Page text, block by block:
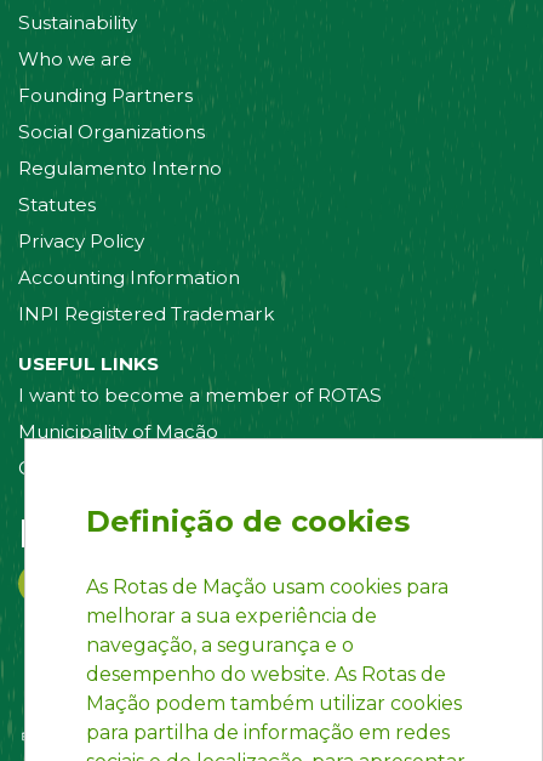
Sustainability
Who we are
Founding Partners
Social Organizations
Regulamento Interno
Statutes
Privacy Policy
Accounting Information
INPI Registered Trademark
USEFUL LINKS
I want to become a member of ROTAS
Municipality of Mação
Contact us
Follow us on:
Definição de cookies
As Rotas de Mação usam cookies para
melhorar a sua experiência de
navegação, a segurança e o
desempenho do website. As Rotas de
Mação podem também utilizar cookies
para partilha de informação em redes